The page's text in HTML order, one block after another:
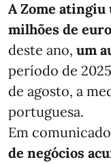
A Zome atingiu
milhões de
deste ano, um
período de
de agosto, a
portuguesa.
Em
de negócios